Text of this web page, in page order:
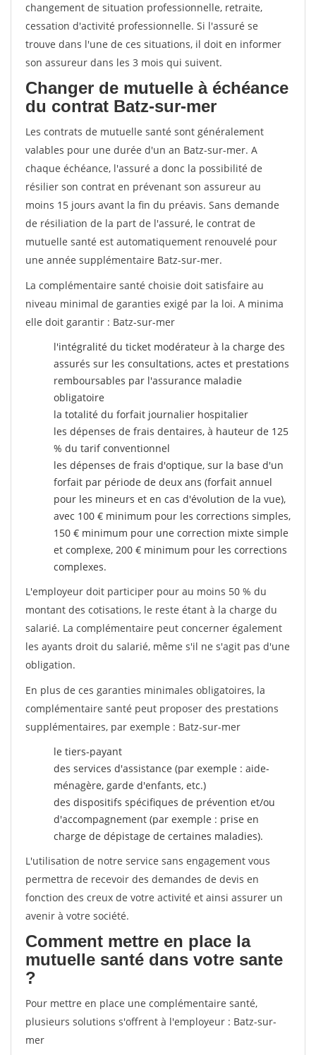
changement de situation professionnelle, retraite,
cessation d'activité professionnelle. Si l'assuré se
trouve dans l'une de ces situations, il doit en informer
son assureur dans les 3 mois qui suivent.
Changer de mutuelle à échéance
du contrat Batz-sur-mer
Les contrats de mutuelle santé sont généralement
valables pour une durée d'un an Batz-sur-mer. A
chaque échéance, l'assuré a donc la possibilité de
résilier son contrat en prévenant son assureur au
moins 15 jours avant la fin du préavis. Sans demande
de résiliation de la part de l'assuré, le contrat de
mutuelle santé est automatiquement renouvelé pour
une année supplémentaire Batz-sur-mer.
La complémentaire santé choisie doit satisfaire au
niveau minimal de garanties exigé par la loi. A minima
elle doit garantir : Batz-sur-mer
l'intégralité du ticket modérateur à la charge des
assurés sur les consultations, actes et prestations
remboursables par l'assurance maladie
obligatoire
la totalité du forfait journalier hospitalier
les dépenses de frais dentaires, à hauteur de 125
% du tarif conventionnel
les dépenses de frais d'optique, sur la base d'un
forfait par période de deux ans (forfait annuel
pour les mineurs et en cas d'évolution de la vue),
avec 100 € minimum pour les corrections simples,
150 € minimum pour une correction mixte simple
et complexe, 200 € minimum pour les corrections
complexes.
L'employeur doit participer pour au moins 50 % du
montant des cotisations, le reste étant à la charge du
salarié. La complémentaire peut concerner également
les ayants droit du salarié, même s'il ne s'agit pas d'une
obligation.
En plus de ces garanties minimales obligatoires, la
complémentaire santé peut proposer des prestations
supplémentaires, par exemple : Batz-sur-mer
le tiers-payant
des services d'assistance (par exemple : aide-
ménagère, garde d'enfants, etc.)
des dispositifs spécifiques de prévention et/ou
d'accompagnement (par exemple : prise en
charge de dépistage de certaines maladies).
L'utilisation de notre service sans engagement vous
permettra de recevoir des demandes de devis en
fonction des creux de votre activité et ainsi assurer un
avenir à votre société.
Comment mettre en place la
mutuelle santé dans votre sante
?
Pour mettre en place une complémentaire santé,
plusieurs solutions s'offrent à l'employeur : Batz-sur-
mer